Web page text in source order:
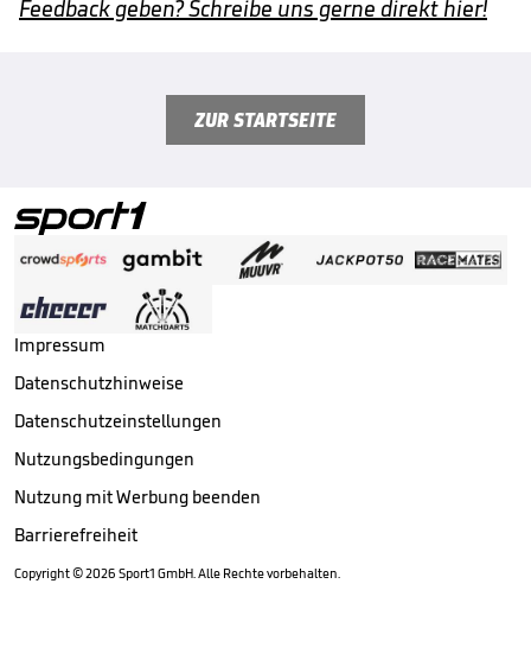
Feedback geben? Schreibe uns gerne direkt hier!
ZUR STARTSEITE
Impressum
Datenschutzhinweise
Datenschutzeinstellungen
Nutzungsbedingungen
Nutzung mit Werbung beenden
Barrierefreiheit
Copyright ©2026 Sport1 GmbH. Alle Rechte vorbehalten.